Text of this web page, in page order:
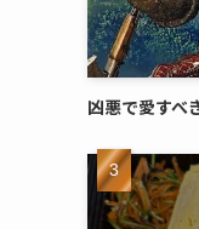
凶悪で愛すべ